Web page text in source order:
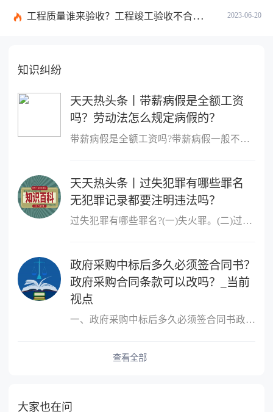
2023-06-20
工程质量谁来验收？工程竣工验收不合格如何处理？-焦点关注
知识纠纷
天天热头条丨带薪病假是全额工资
吗？劳动法怎么规定病假的？
带薪病假是全额工资吗?带薪病假一般不是全额工资。根据法律规定,职
天天热头条丨过失犯罪有哪些罪名
无犯罪记录都要注明违法吗？
过失犯罪有哪些罪名?(一)失火罪。(二)过失决水罪。(三)过失爆炸罪。
政府采购中标后多久必须签合同书？
政府采购合同条款可以改吗？_当前
视点
一、政府采购中标后多久必须签合同书政府采购中标后必须签合同书的
查看全部
大家也在问